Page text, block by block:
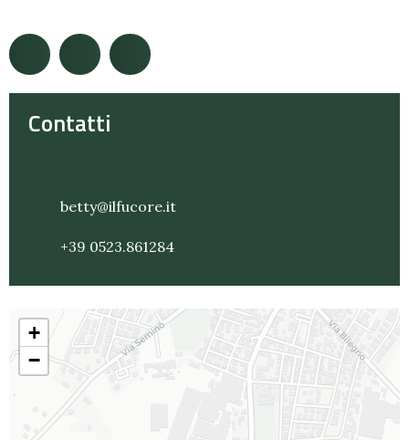
Contatti
betty@ilfucore.it
+39 0523.861284
+
−